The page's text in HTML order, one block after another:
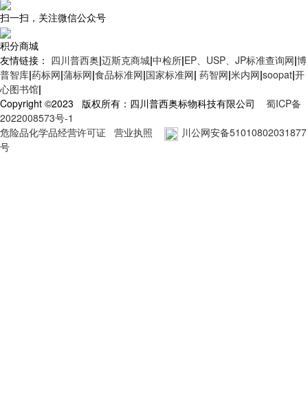
扫一扫，关注微信公众号
积分商城
友情链接： 四川普西奥|迈斯克商城|中检所|EP、USP、JP标准查询网|博
普智库|药标网|蒲标网|食品标准网|国家标准网| 药智网|米内网|soopat|开
心图书馆|
Copyright ©2023 版权所有：四川普西奥标物科技有限公司 蜀ICP备
2022008573号-1
危险品化学品经营许可证
营业执照
川公网安备51010802031877
号